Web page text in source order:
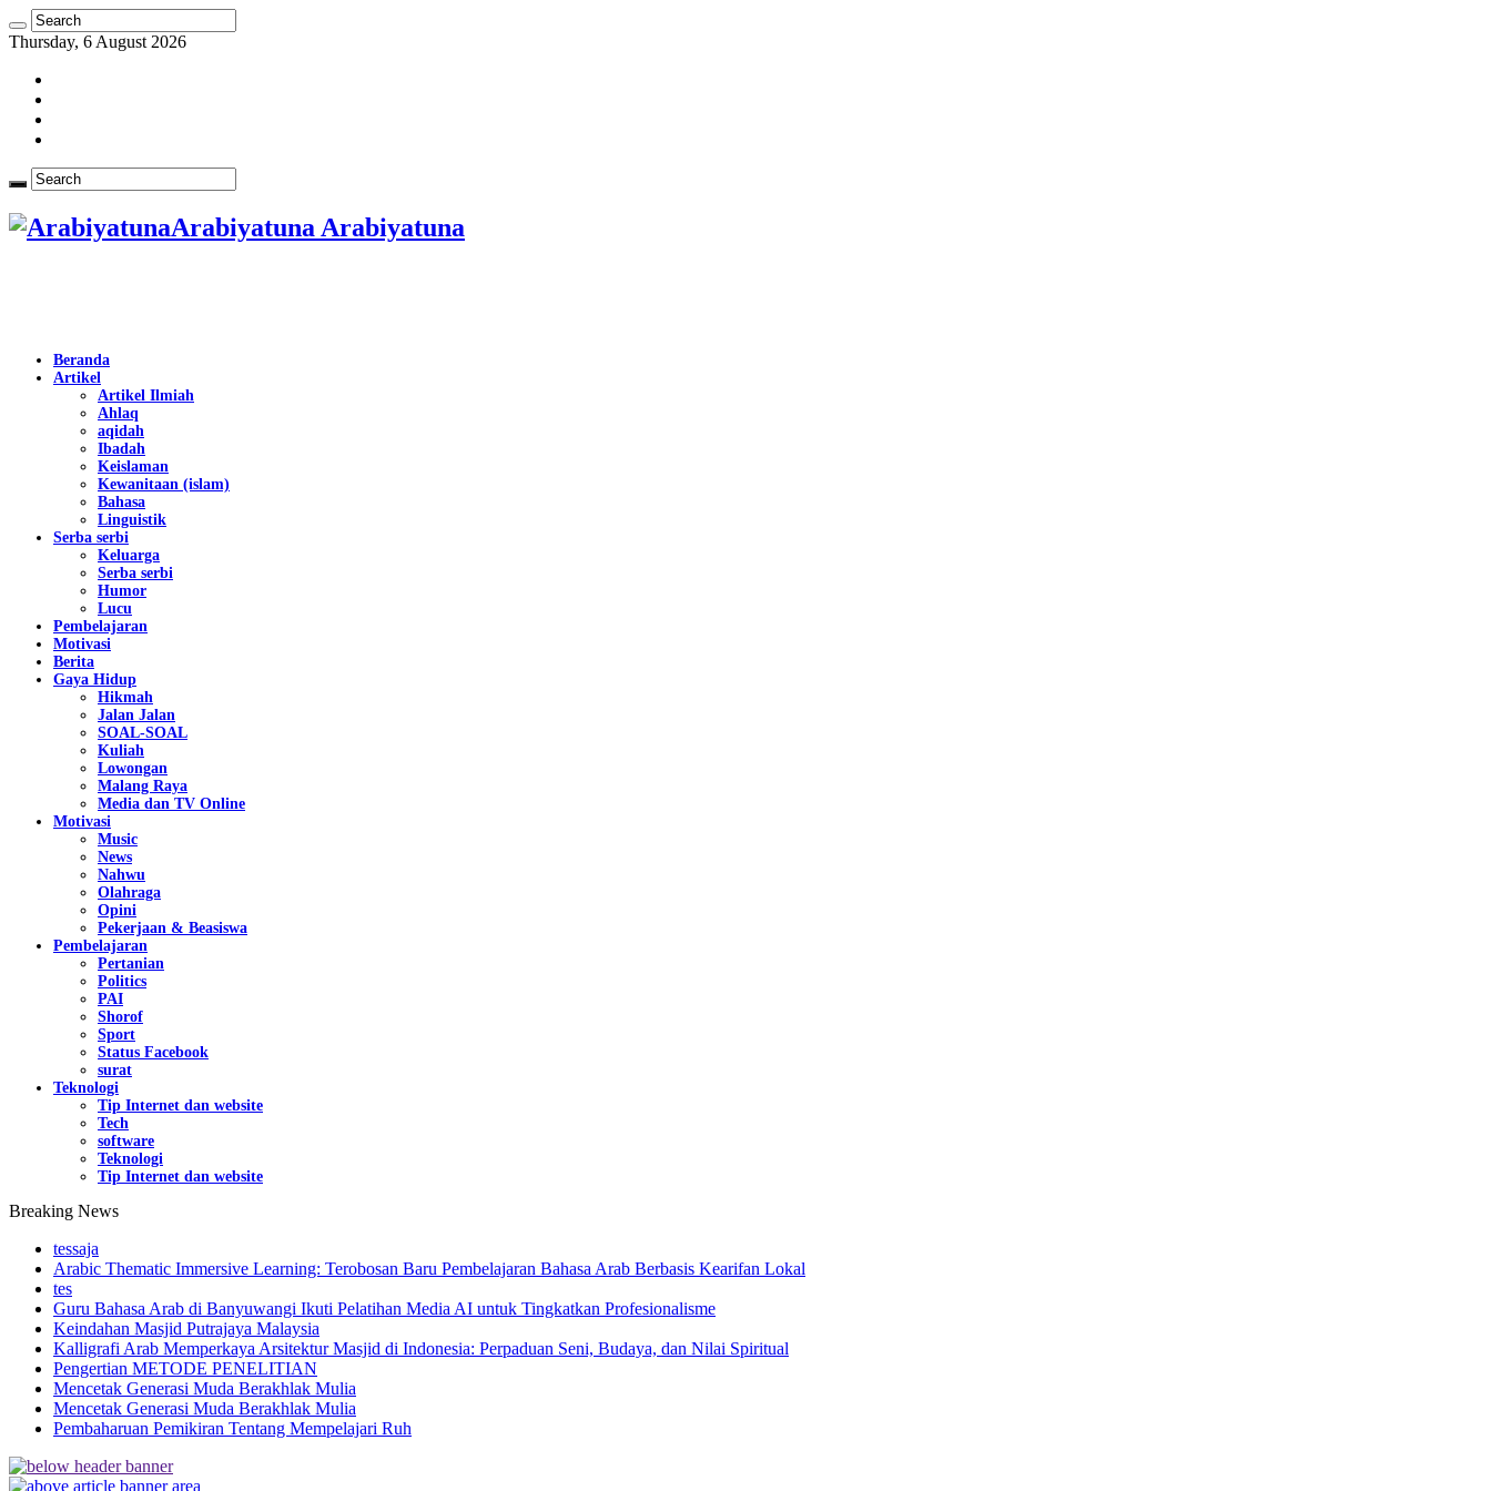
Thursday, 6 August 2026
Arabiyatuna Arabiyatuna
Beranda
Artikel
Artikel Ilmiah
Ahlaq
aqidah
Ibadah
Keislaman
Kewanitaan (islam)
Bahasa
Linguistik
Serba serbi
Keluarga
Serba serbi
Humor
Lucu
Pembelajaran
Motivasi
Berita
Gaya Hidup
Hikmah
Jalan Jalan
SOAL-SOAL
Kuliah
Lowongan
Malang Raya
Media dan TV Online
Motivasi
Music
News
Nahwu
Olahraga
Opini
Pekerjaan & Beasiswa
Pembelajaran
Pertanian
Politics
PAI
Shorof
Sport
Status Facebook
surat
Teknologi
Tip Internet dan website
Tech
software
Teknologi
Tip Internet dan website
Breaking News
tessaja
Arabic Thematic Immersive Learning: Terobosan Baru Pembelajaran Bahasa Arab Berbasis Kearifan Lokal
tes
Guru Bahasa Arab di Banyuwangi Ikuti Pelatihan Media AI untuk Tingkatkan Profesionalisme
Keindahan Masjid Putrajaya Malaysia
Kalligrafi Arab Memperkaya Arsitektur Masjid di Indonesia: Perpaduan Seni, Budaya, dan Nilai Spiritual
Pengertian METODE PENELITIAN
Mencetak Generasi Muda Berakhlak Mulia
Mencetak Generasi Muda Berakhlak Mulia
Pembaharuan Pemikiran Tentang Mempelajari Ruh